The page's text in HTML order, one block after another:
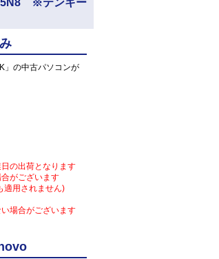
5N8 ※テンキー
」の中古パソコンが
の出荷となります
がございます
適用されません)
場合がございます